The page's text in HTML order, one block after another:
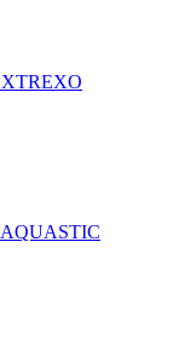
XTREXO
AQUASTIC